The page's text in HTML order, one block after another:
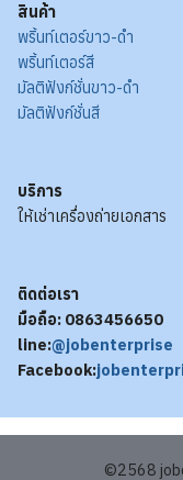
สินค้า
พริ้นท์เตอร์ขาว-ดำ
พริ้นท์เตอร์สี
มัลติฟังก์ชั่นขาว-ดำ
มัลติฟังก์ชั่นสี
บริการ
ให้เช่าเครื่องถ่ายเอกสาร
ติดต่อเรา
มือถือ: 0863456650
line:@jobenterprise
Facebook:
©2568